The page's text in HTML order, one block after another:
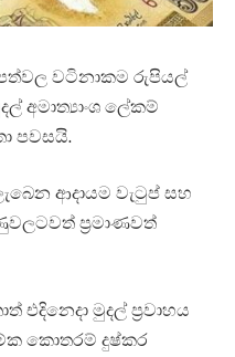
වටිනාකම රුපියල්
අමාත්‍යාංශ ලේකම්
පවසයි.
ආදායම වැටුප් සහ
ප්‍රමාණවත්
එදිනෙදා මුදල් ප්‍රවාහය
කොතරම් දුෂ්කර